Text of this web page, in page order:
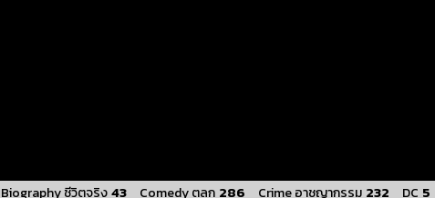
Biography ชีวิตจริง43 Comedy ตลก 286 Crime อาชญากรรม 232 DC 5